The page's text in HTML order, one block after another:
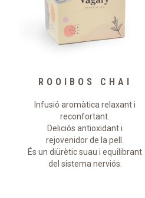
ROOIBOS CHAI
Infusió aromàtica relaxant i
reconfortant.
Deliciós antioxidant i
rejovenidor de la pell.
És un diürètic suau i equilibrant
del sistema nerviós.